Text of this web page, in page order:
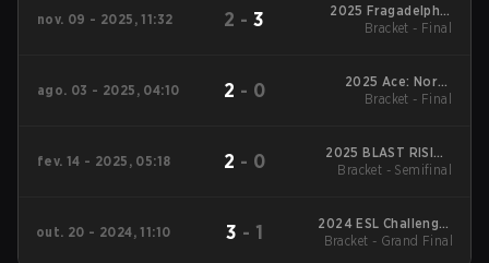
nov. 09 - 2025, 11:32 2 -3
2025 Fragadelphia
Ultra Mega Jersey
Bracket - Final
ago. 03 - 2025, 04:10 2 - 0
2025 Ace: North
American Masters Fall
Bracket - Final
fev. 14 - 2025, 05:18 2 - 0
2025 BLAST RISING
North America Spring
Bracket - Semifinal
out. 20 - 2024, 11:10 3 - 1
2024 ESL Challenger
League Season 48:
Bracket - Grand Final